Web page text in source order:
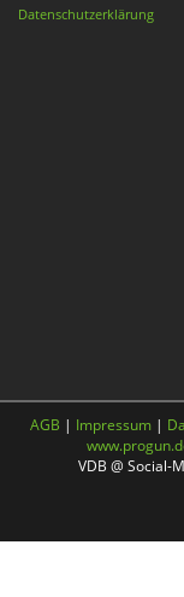
Datenschutzerklärung
AGB | Impressum |
VDB @ Social-